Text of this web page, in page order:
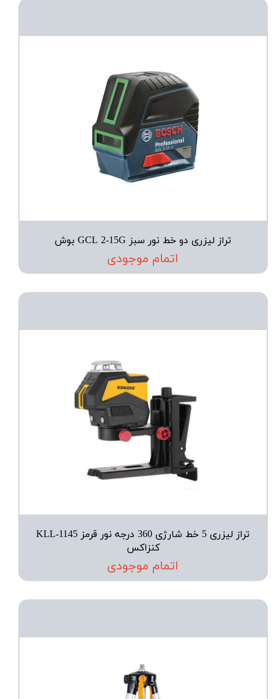
تراز لیزری دو خط نور سبز GCL 2-15G بوش
اتمام موجودی
تراز لیزری 5 خط شارژی 360 درجه نور قرمز KLL-1145
کنزاکس
اتمام موجودی